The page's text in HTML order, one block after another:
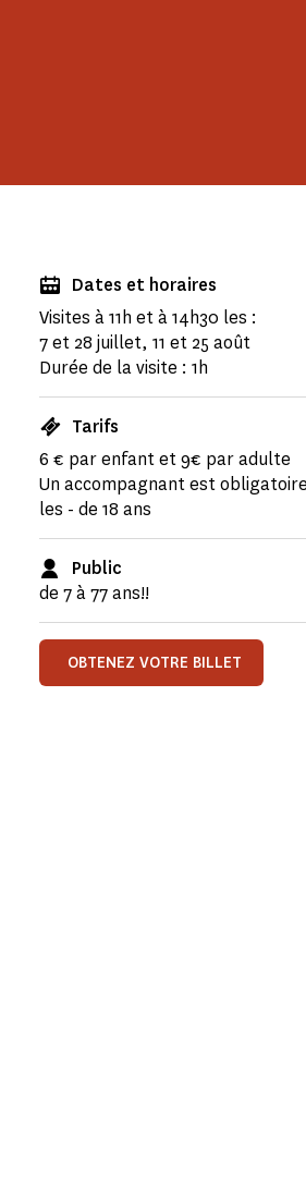
Dates et horaires
Visites à 11h et à 14h30 les :
7 et 28 juillet, 11 et 25 août
Durée de la visite : 1h
Tarifs
6 € par enfant et 9€ par adulte
Un accompagnant est
les - de 18 ans
Public
de 7 à 77 ans!!
OBTENEZ VOTRE BILLET